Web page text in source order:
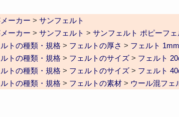
ーカー > サンフェルト
ーカー > サンフェルト > サンフェルト ポピーフェ
トの種類・規格 > フェルトの厚さ > フェルト 1mm
トの種類・規格 > フェルトのサイズ > フェルト
トの種類・規格 > フェルトのサイズ > フェルト
トの種類・規格 > フェルトの素材 > ウール混フェ